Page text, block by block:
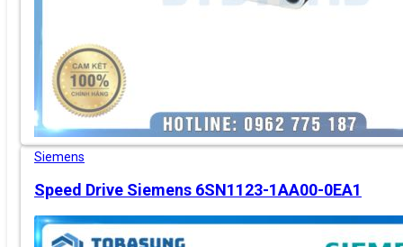
Siemens
Speed Drive Siemens 6SN1123-1AA00-0EA1